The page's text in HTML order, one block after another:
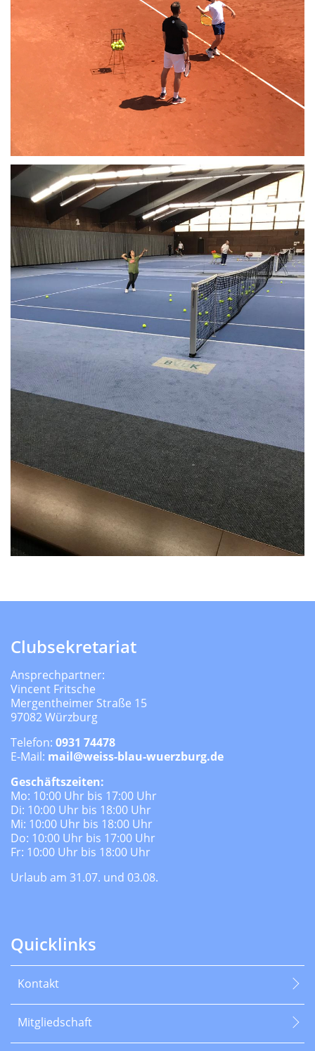
Clubsekretariat
Ansprechpartner:
Vincent Fritsche
Mergentheimer Straße 15
97082 Würzburg
Telefon: 0931 74478
E-Mail: mail@weiss-blau-wuerzburg.de
Geschäftszeiten:
Mo: 10:00 Uhr bis 17:00 Uhr
Di: 10:00 Uhr bis 18:00 Uhr
Mi: 10:00 Uhr bis 18:00 Uhr
Do: 10:00 Uhr bis 17:00 Uhr
Fr: 10:00 Uhr bis 18:00 Uhr
Urlaub am 31.07. und 03.08.
Quicklinks
Kontakt
Mitgliedschaft